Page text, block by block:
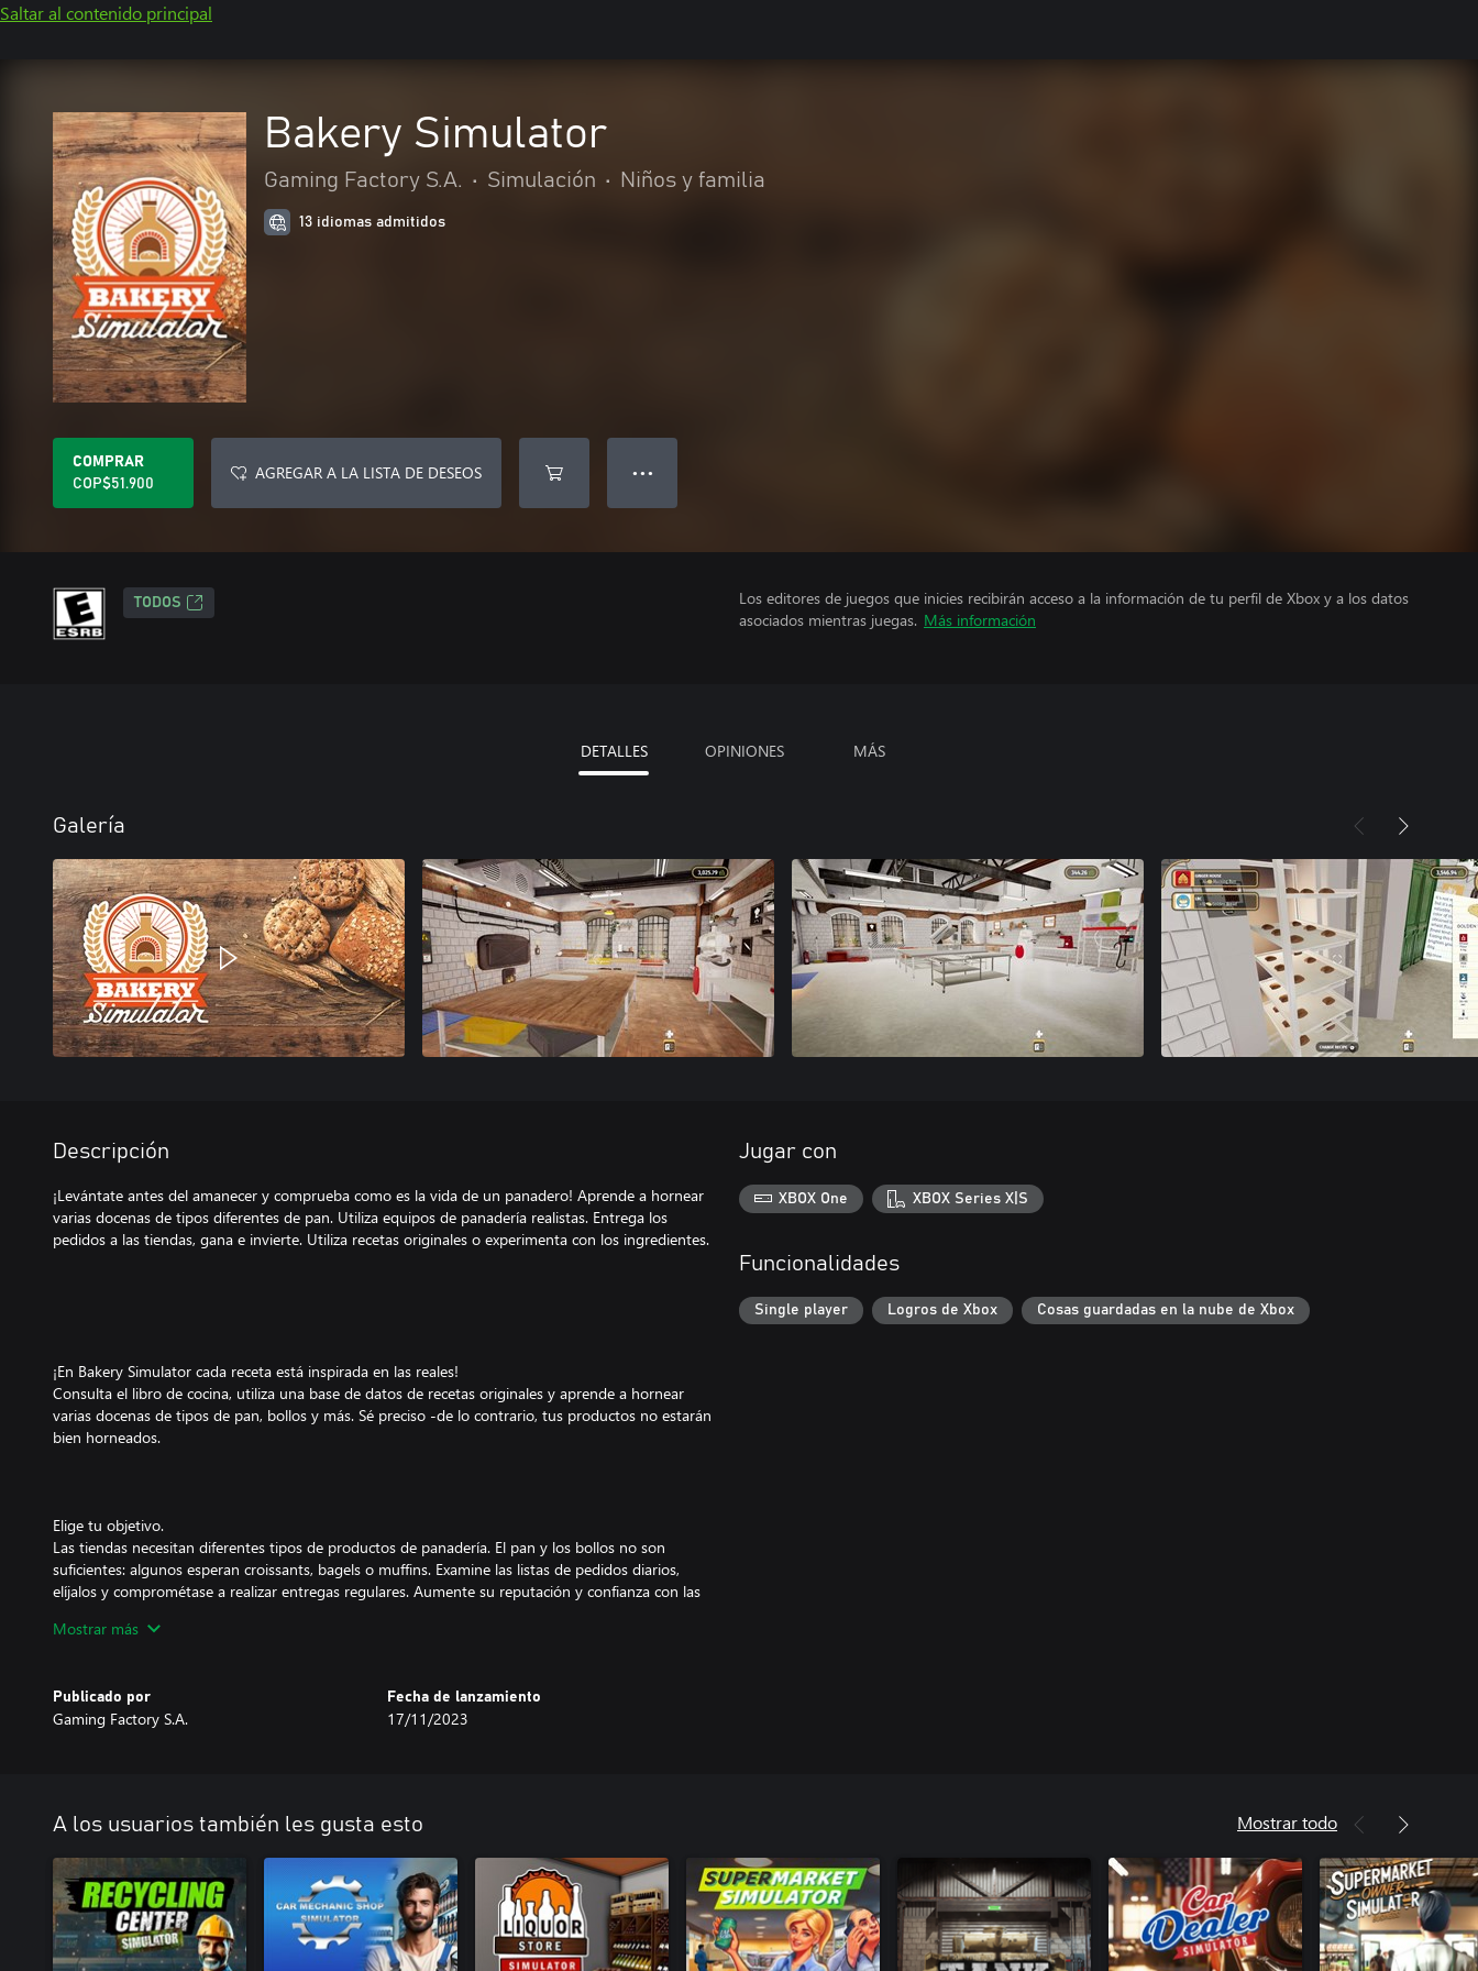
Saltar al contenido principal
Bakery Simulator
Gaming Factory S.A. • Simulación • Niños y familia
13 idiomas admitidos
COMPRAR
COP$51.900
AGREGAR A LA LISTA DE DESEOS ● ● ●
TODOS
Los editores de juegos que inicies recibirán acceso a la información de tu perfil de Xbox y a los datos
asociados mientras juegas. Más información
DETALLES OPINIONES MÁS
Galería
Descripción
¡Levántate antes del amanecer y comprueba como es la vida de un panadero! Aprende a hornear
varias docenas de tipos diferentes de pan. Utiliza equipos de panadería realistas. Entrega los
pedidos a las tiendas, gana e invierte. Utiliza recetas originales o experimenta con los ingredientes.
¡En Bakery Simulator cada receta está inspirada en las reales!
Consulta el libro de cocina, utiliza una base de datos de recetas originales y aprende a hornear
varias docenas de tipos de pan, bollos y más. Sé preciso -de lo contrario, tus productos no estarán
bien horneados.
Elige tu objetivo.
Las tiendas necesitan diferentes tipos de productos de panadería. El pan y los bollos no son
suficientes: algunos esperan croissants, bagels o muffins. Examine las listas de pedidos diarios,
elíjalos y comprométase a realizar entregas regulares. Aumente su reputación y confianza con las
Encuentra los mejores ingredientes.
Gestiona y controla el espacio de almacenamiento de los ingredientes. Pide al almacén diferentes
Gana e invierte.
Invierte el dinero que has ganado con tanto esfuerzo en equipos más nuevos que te permitan
hornear aún más productos. Compra un vehículo de reparto más grande o máquinas para hacer
otros tipos de pan. Amplía tu panadería.
Mostrar más
Publicado por
Gaming Factory S.A.
Fecha de lanzamiento
17/11/2023
Jugar con
XBOX One XBOX Series X|S
Funcionalidades
Single player Logros de Xbox Cosas guardadas en la nube de Xbox
A los usuarios también les gusta esto Mostrar todo